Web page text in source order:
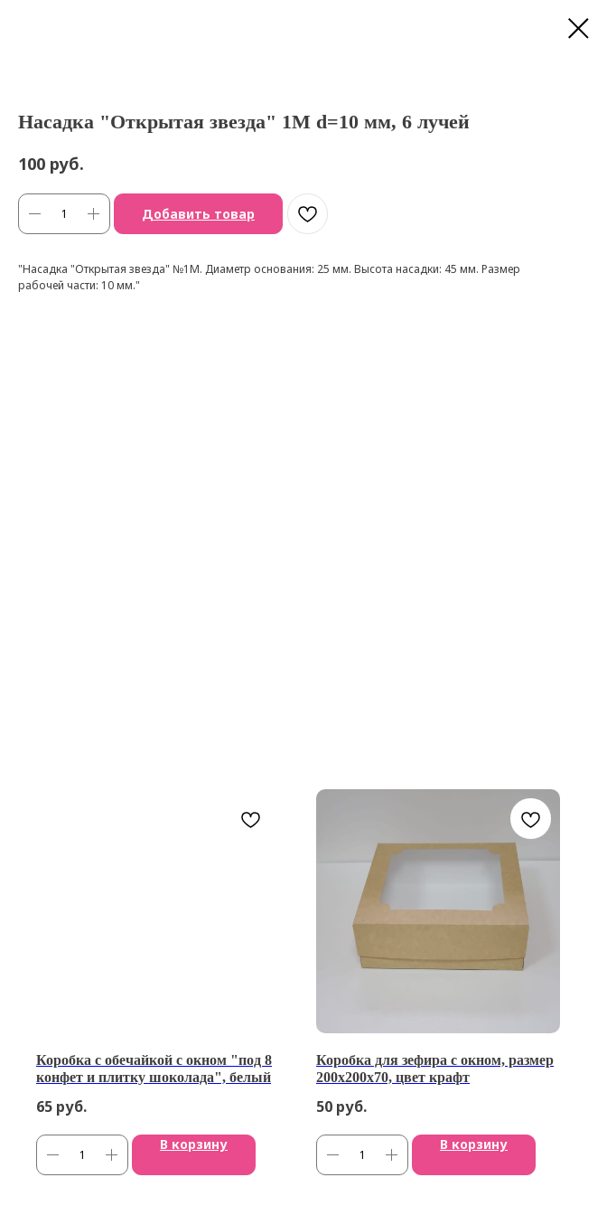
Насадка "Открытая звезда" 1М d=10 мм, 6 лучей
100 руб.
Добавить товар
"Насадка "Открытая звезда" №1М. Диаметр основания: 25 мм. Высота насадки: 45 мм. Размер
рабочей части: 10 мм."
Коробка с обечайкой с окном "под 8
конфет и плитку шоколада", белый
65 руб.
В корзину
Коробка для зефира с окном, размер
200х200х70, цвет крафт
50 руб.
В корзину